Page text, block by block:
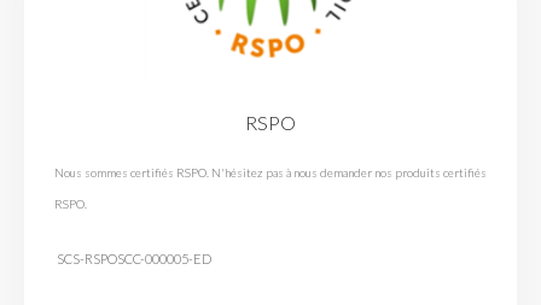
RSPO
Nous sommes certifiés RSPO. N'hésitez pas à nous demander nos produits certifiés
RSPO.
SCS-RSPOSCC-000005-ED